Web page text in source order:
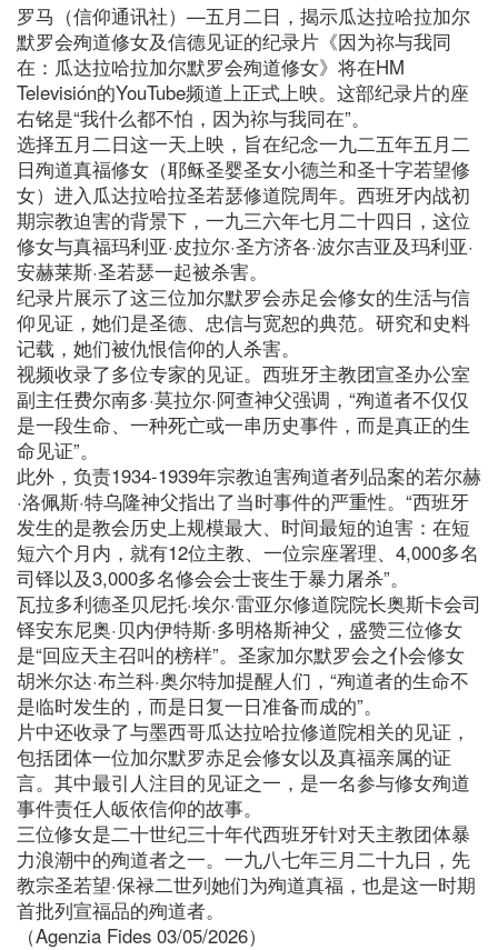
罗马（信仰通讯社）—五月二日，揭示瓜达拉哈拉加尔
默罗会殉道修女及信德见证的纪录片《因为祢与我同
在：瓜达拉哈拉加尔默罗会殉道修女》将在HM
Televisión的YouTube频道上正式上映。这部纪录片的座
右铭是“我什么都不怕，因为祢与我同在”。
选择五月二日这一天上映，旨在纪念一九二五年五月二
日殉道真福修女（耶稣圣婴圣女小德兰和圣十字若望修
女）进入瓜达拉哈拉圣若瑟修道院周年。西班牙内战初
期宗教迫害的背景下，一九三六年七月二十四日，这位
修女与真福玛利亚·皮拉尔·圣方济各·波尔吉亚及玛利亚·
安赫莱斯·圣若瑟一起被杀害。
纪录片展示了这三位加尔默罗会赤足会修女的生活与信
仰见证，她们是圣德、忠信与宽恕的典范。研究和史料
记载，她们被仇恨信仰的人杀害。
视频收录了多位专家的见证。西班牙主教团宣圣办公室
副主任费尔南多·莫拉尔·阿查神父强调，“殉道者不仅仅
是一段生命、一种死亡或一串历史事件，而是真正的生
命见证”。
此外，负责1934-1939年宗教迫害殉道者列品案的若尔赫
·洛佩斯·特乌隆神父指出了当时事件的严重性。“西班牙
发生的是教会历史上规模最大、时间最短的迫害：在短
短六个月内，就有12位主教、一位宗座署理、4,000多名
司铎以及3,000多名修会会士丧生于暴力屠杀”。
瓦拉多利德圣贝尼托·埃尔·雷亚尔修道院院长奥斯卡会司
铎安东尼奥·贝内伊特斯·多明格斯神父，盛赞三位修女
是“回应天主召叫的榜样”。圣家加尔默罗会之仆会修女
胡米尔达·布兰科·奥尔特加提醒人们，“殉道者的生命不
是临时发生的，而是日复一日准备而成的”。
片中还收录了与墨西哥瓜达拉哈拉修道院相关的见证，
包括团体一位加尔默罗赤足会修女以及真福亲属的证
言。其中最引人注目的见证之一，是一名参与修女殉道
事件责任人皈依信仰的故事。
三位修女是二十世纪三十年代西班牙针对天主教团体暴
力浪潮中的殉道者之一。一九八七年三月二十九日，先
教宗圣若望·保禄二世列她们为殉道真福，也是这一时期
首批列宣福品的殉道者。
（Agenzia Fides 03/05/2026）